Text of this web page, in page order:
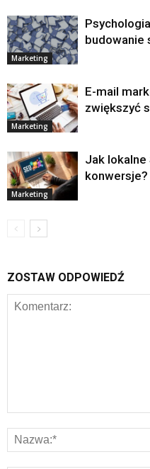
Marketing
budowanie
Marketing
E-mail
zwiększyć
Marketing
Jak lokalne
konwersje?
ZOSTAW ODPOWIEDŹ